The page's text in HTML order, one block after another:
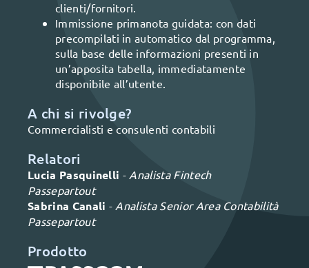
clienti/fornitori.
Immissione primanota guidata: con dati
precompilati in automatico dal programma,
sulla base delle informazioni presenti in
un’apposita tabella, immediatamente
disponibile all’utente.
A chi si rivolge?
Commercialisti e consulenti contabili
Relatori
Lucia Pasquinelli - Analista Fintech
Passepartout
Sabrina Canali - Analista Senior Area Contabilità
Passepartout
Prodotto